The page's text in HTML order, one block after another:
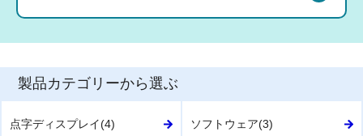
製品カテゴリーから選ぶ
点字ディスプレイ(4) ソフトウェア(3)